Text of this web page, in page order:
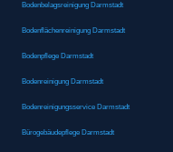
Bodenbelagsreinigung Darmstadt
Bodenflächenreinigung Darmstadt
Bodenpflege Darmstadt
Bodenreinigung Darmstadt
Bodenreinigungsservice Darmstadt
Bürogebäudepflege Darmstadt